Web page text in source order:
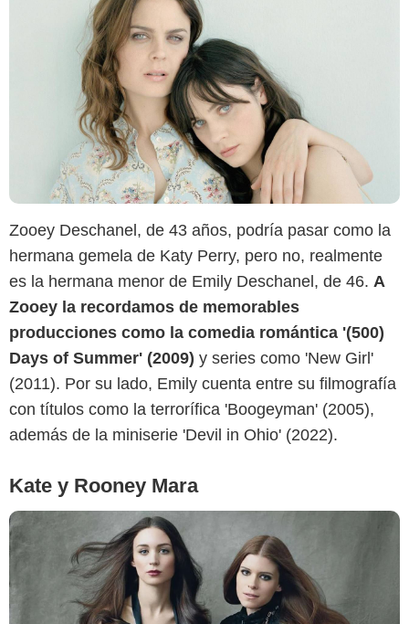
Zooey Deschanel, de 43 años, podría pasar como la
hermana gemela de Katy Perry, pero no, realmente
es la hermana menor de Emily Deschanel, de 46. A
Zooey la recordamos de memorables
producciones como la comedia romántica '(500)
Days of Summer' (2009) y series como 'New Girl'
(2011). Por su lado, Emily cuenta entre su filmografía
con títulos como la terrorífica 'Boogeyman' (2005),
además de la miniserie 'Devil in Ohio' (2022).
Kate y Rooney Mara
Neon Robot